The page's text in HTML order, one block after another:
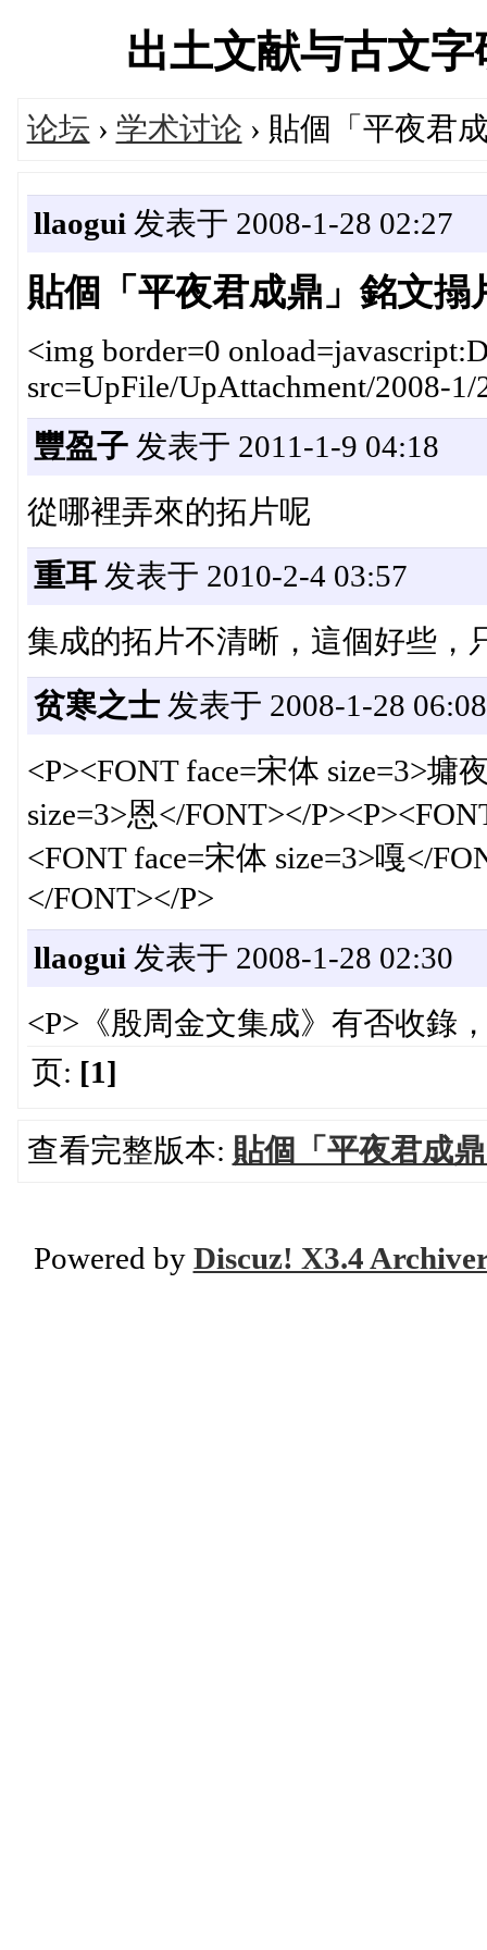
出土文献与古文
论坛 › 学术讨论 › 貼個「平夜君
llaogui 发表于 2008-1-28 02:27
貼個「平夜君成鼎」銘文搨
<img border=0
src=UpFile/UpAttachment/2008-
豐盈子发表于 2011-1-9 04:18
從哪裡弄來的拓片呢
重耳发表于 2010-2-4 03:57
集成的拓片不清晰，這個好些，
贫寒之士发表于 2008-1-28 06:08
<P><FONT face=宋体 size=3>墉
size=3>恩</FONT></
<FONT face=宋体 size=3>嘎</
</FONT></P>
llaogui 发表于 2008-1-28 02:30
<P>《殷周金文集成》有否收錄
页: [1]
查看完整版本: 貼個「平夜君成
Powered by Discuz! X3.4